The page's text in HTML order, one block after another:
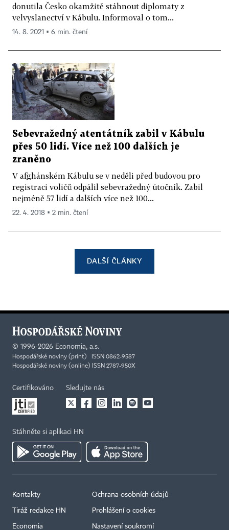
donutila Česko okamžitě stáhnout diplomaty z
velvyslanectví v Kábulu. Informoval o tom...
14. 8. 2021 ▪ 6 min. čtení
Sebevražedný atentátník zabil v Kábulu
přes 50 lidí. Více než 100 dalších je
zraněno
V afghánském Kábulu se v neděli před budovou pro
registraci voličů odpálil sebevražedný útočník. Zabil
nejméně 57 lidí a dalších více než 100...
22. 4. 2018 ▪ 2 min. čtení
DALŠÍ ČLÁNKY
© 1996-2026 Economia, a.s.
Hospodářské noviny (print) ISSN 0862-9587
Hospodářské noviny (online) ISSN 2787-950X
Certifikováno Sledujte nás
Stáhněte si aplikaci HN
Kontakty
Tiráž redakce HN
Economia
Ochrana osobních údajů
Prohlášení o cookies
Nastavení soukromí